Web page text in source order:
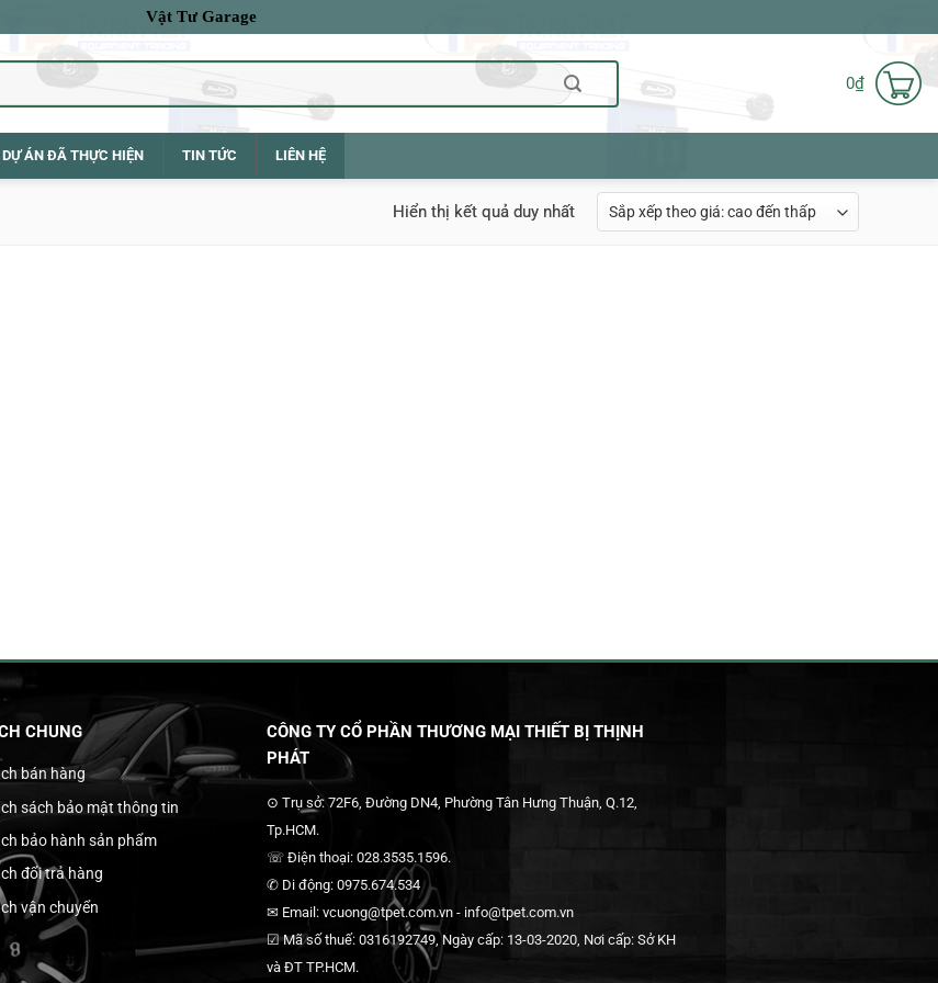
Vật Tư Garage
0₫
DỰ ÁN ĐÃ THỰC HIỆN TIN TỨC LIÊN HỆ
Hiển thị kết quả duy nhất
CHUNG
bán hàng
sách bảo mật thông tin
bảo hành sản phẩm
đổi trả hàng
vận chuyển
CÔNG TY CỔ PHẦN THƯƠNG MẠI THIẾT BỊ THỊNH
PHÁT
⊙ Trụ sở: 72F6, Đường DN4, Phường Tân Hưng Thuận, Q.12,
Tp.HCM.
☏ Điện thoại: 028.3535.1596.
✆ Di động: 0975.674.534
✉ Email: vcuong@tpet.com.vn - info@tpet.com.vn
☑ Mã số thuế: 0316192749, Ngày cấp: 13-03-2020, Nơi cấp: Sở KH
và ĐT TP.HCM.